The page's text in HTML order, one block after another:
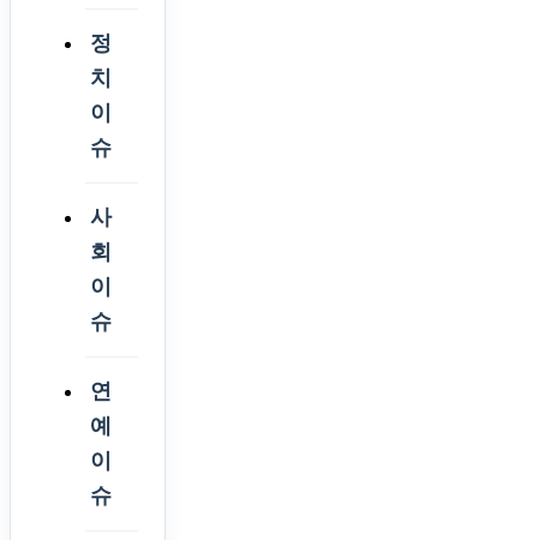
정
치
이
슈
사
회
이
슈
연
예
이
슈